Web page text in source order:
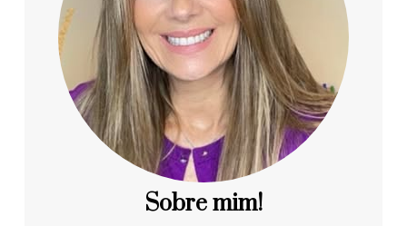
Sobre mim!